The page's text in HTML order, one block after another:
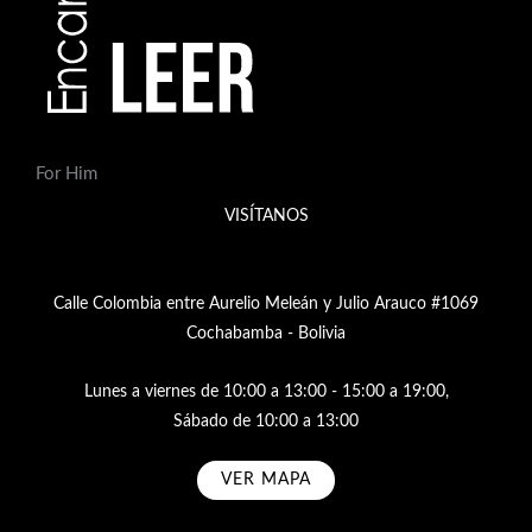
For Him
VISÍTANOS
Calle Colombia entre Aurelio Meleán y Julio Arauco #1069
Cochabamba - Bolivia
Lunes a viernes de 10:00 a 13:00 - 15:00 a 19:00,
Sábado de 10:00 a 13:00
VER MAPA